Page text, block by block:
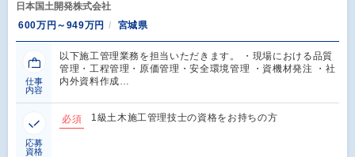
日本国土開発株式会社
600万円～949万円
宮城県
仕事
内容
以下施工管理業務を担当いただきます。 ・現場における品質
管理・工程管理・原価管理・安全環境管理 ・資機材発注 ・社
内外資料作成…
応募
資格
必須 1級土木施工管理技士の資格をお持ちの方